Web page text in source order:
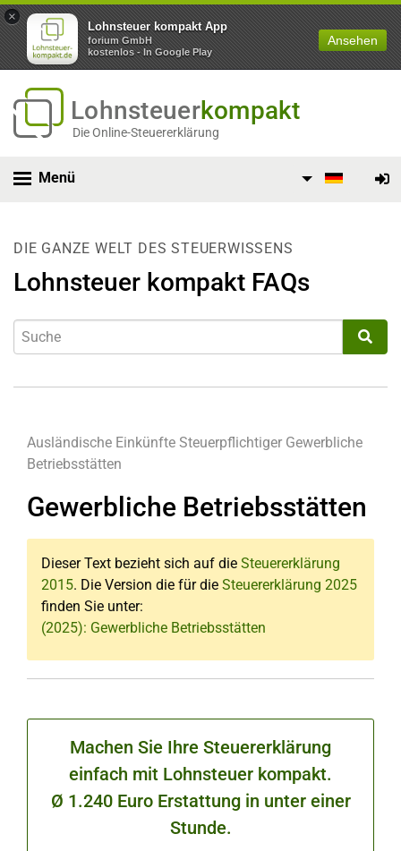
×
Lohnsteuer kompakt App
forium GmbH
kostenlos - In Google Play
Ansehen
Lohnsteuerkompakt
Die Online-Steuererklärung
Menü
DIE GANZE WELT DES STEUERWISSENS
Lohnsteuer kompakt FAQs
Ausländische Einkünfte Steuerpflichtiger Gewerbliche
Betriebsstätten
Gewerbliche Betriebsstätten
Dieser Text bezieht sich auf die Steuererklärung
2015. Die Version die für die Steuererklärung 2025
finden Sie unter:
(2025): Gewerbliche Betriebsstätten
Machen Sie Ihre Steuererklärung
einfach mit Lohnsteuer kompakt.
Ø 1.240 Euro Erstattung in unter einer
Stunde.